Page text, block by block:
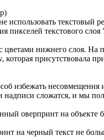
использовать текстовый
пикселей текстового
цветами нижнего слоя.
которая присутствовала
избежать
сложатся, и мы
оверпринт на объекте
на черный текст не